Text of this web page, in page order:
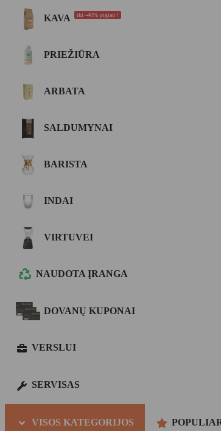
KAVA iki -40% pigiau !
PRIEŽIŪRA
ARBATA
SALDUMYNAI
BARISTA
INDAI
VIRTUVEI
NAUDOTA ĮRANGA
DOVANŲ KUPONAI
VERSLUI
SERVISAS
VISOS KATEGORIJOS